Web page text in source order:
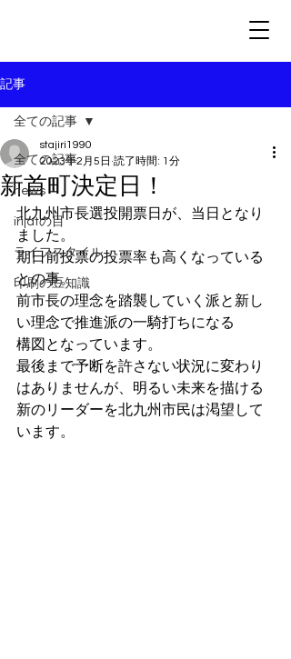
記事
全ての記事
news
irijatの目
ライフスタイル
印刷の豆知識
全ての記事
新首町決定日！
stajiri1990
2023年2月5日 読了時間: 1分
北九州市長選投開票日が、当日となり
ました。
期日前投票の投票率も高くなっている
との事。
前市長の理念を踏襲していく派と新し
い理念で推進派の一騎打ちになる
構図となっています。
最後まで予断を許さない状況に変わり
はありませんが、明るい未来を描ける
新のリーダーを北九州市民は渇望して
います。